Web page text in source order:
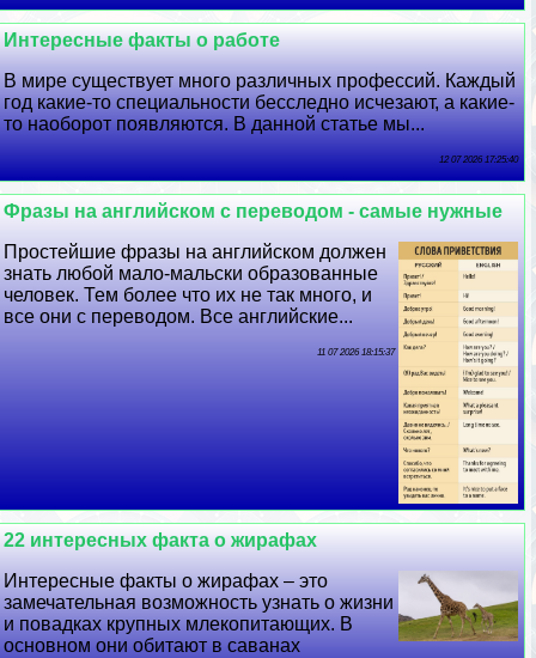
Интересные факты о работе
В мире существует много различных профессий. Каждый
год какие-то специальности бесследно исчезают, а какие-
то наоборот появляются. В данной статье мы...
12 07 2026 17:25:40
Фразы на английском с переводом - самые нужные
Простейшие фразы на английском должен
знать любой мало-мальски образованные
человек. Тем более что их не так много, и
все они с переводом. Все английские...
11 07 2026 18:15:37
22 интересных факта о жирафах
Интересные факты о жирафах – это
замечательная возможность узнать о жизни
и повадках крупных млекопитающих. В
основном они обитают в саванах